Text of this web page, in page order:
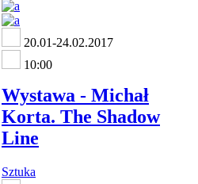
20.01-24.02.2017
10:00
Wystawa - Michał
Korta. The Shadow
Line
Sztuka